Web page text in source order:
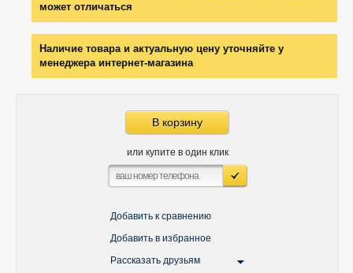
может отличаться
Наличие товара и актуальную цену уточняйте у
менеджера интернет-магазина
В корзину
или купите в один клик
Добавить к сравнению
Добавить в избранное
Рассказать друзьям